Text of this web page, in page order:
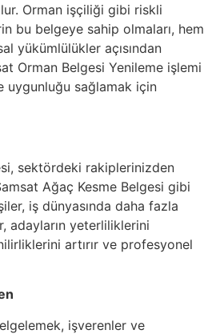
Orman işçiliği gibi riskli
bu belgeye sahip olmaları, hem
yükümlülükler açısından
Orman Belgesi Yenileme işlemi
uygunluğu sağlamak için
sektördeki rakiplerinizden
Ağaç Kesme Belgesi gibi
iş dünyasında daha fazla
adayların yeterliliklerini
artırır ve profesyonel
işverenler ve